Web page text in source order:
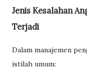
Jenis Kesalahan
Terjadi
Dalam manajemen
istilah umum: